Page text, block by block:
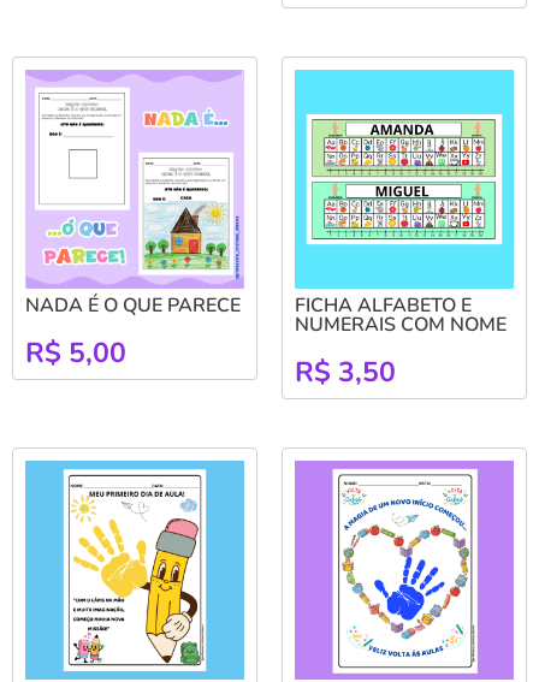
NADA É O QUE PARECE
R$ 5,00
FICHA ALFABETO E
NUMERAIS COM NOME
R$ 3,50